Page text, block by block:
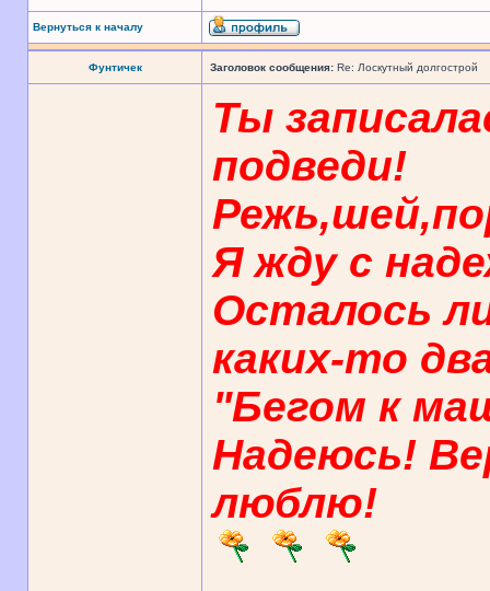
Вернуться к началу
Фунтичек Заголовок сообщения: Re: Лоскутный долгострой
Ты
подведи!
Я жду с
Осталось
каких-то
"Бегом к
Надеюсь!
люблю!